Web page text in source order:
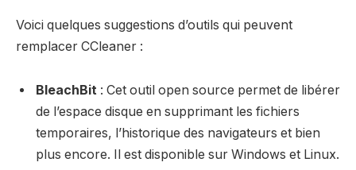
Voici quelques suggestions d’outils qui peuvent
remplacer CCleaner :
BleachBit : Cet outil open source permet de libérer
de l’espace disque en supprimant les fichiers
temporaires, l’historique des navigateurs et bien
plus encore. Il est disponible sur Windows et Linux.